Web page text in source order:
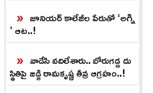
జూనియర్‌ కాలేజీల పేరుతో ‘అగ్ని
’ ఆట..!
వాడేసి వదిలేశారు.. బోరుగడ్డ దు
స్థితిపై జడ్జి రామకృష్ణ తీవ్ర ఆగ్రహం..!